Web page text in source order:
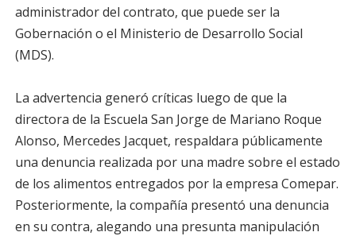
administrador del contrato, que puede ser la
Gobernación o el Ministerio de Desarrollo Social
(MDS).
La advertencia generó críticas luego de que la
directora de la Escuela San Jorge de Mariano Roque
Alonso, Mercedes Jacquet, respaldara públicamente
una denuncia realizada por una madre sobre el estado
de los alimentos entregados por la empresa Comepar.
Posteriormente, la compañía presentó una denuncia
en su contra, alegando una presunta manipulación